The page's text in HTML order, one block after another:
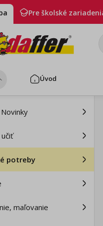
Pre školské
Úvod
potreby
maľovanie